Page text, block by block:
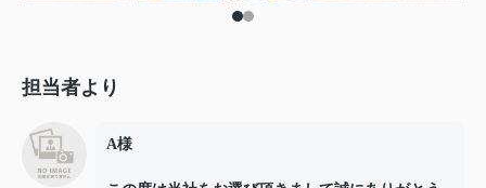
担当者より
A様